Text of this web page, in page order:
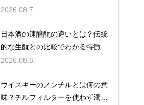
の差を解説
2026.08.7
日本酒の速醸酛の違いとは？伝統
的な生酛との比較でわかる特徴を
解説
2026.08.6
ウイスキーのノンチルとは何の意
味？チルフィルターを使わず濁り